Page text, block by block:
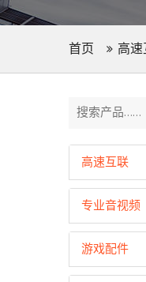
首页 高速
高速互联
专业音视频
游戏配件